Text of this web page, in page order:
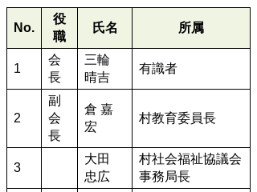
No.
役
職
氏名 所属
1
会
長
三輪
晴吉
有識者
2
副
会
長
倉 嘉
宏
村教育委員長
3
大田
忠広
村社会福祉協議会
事務局長